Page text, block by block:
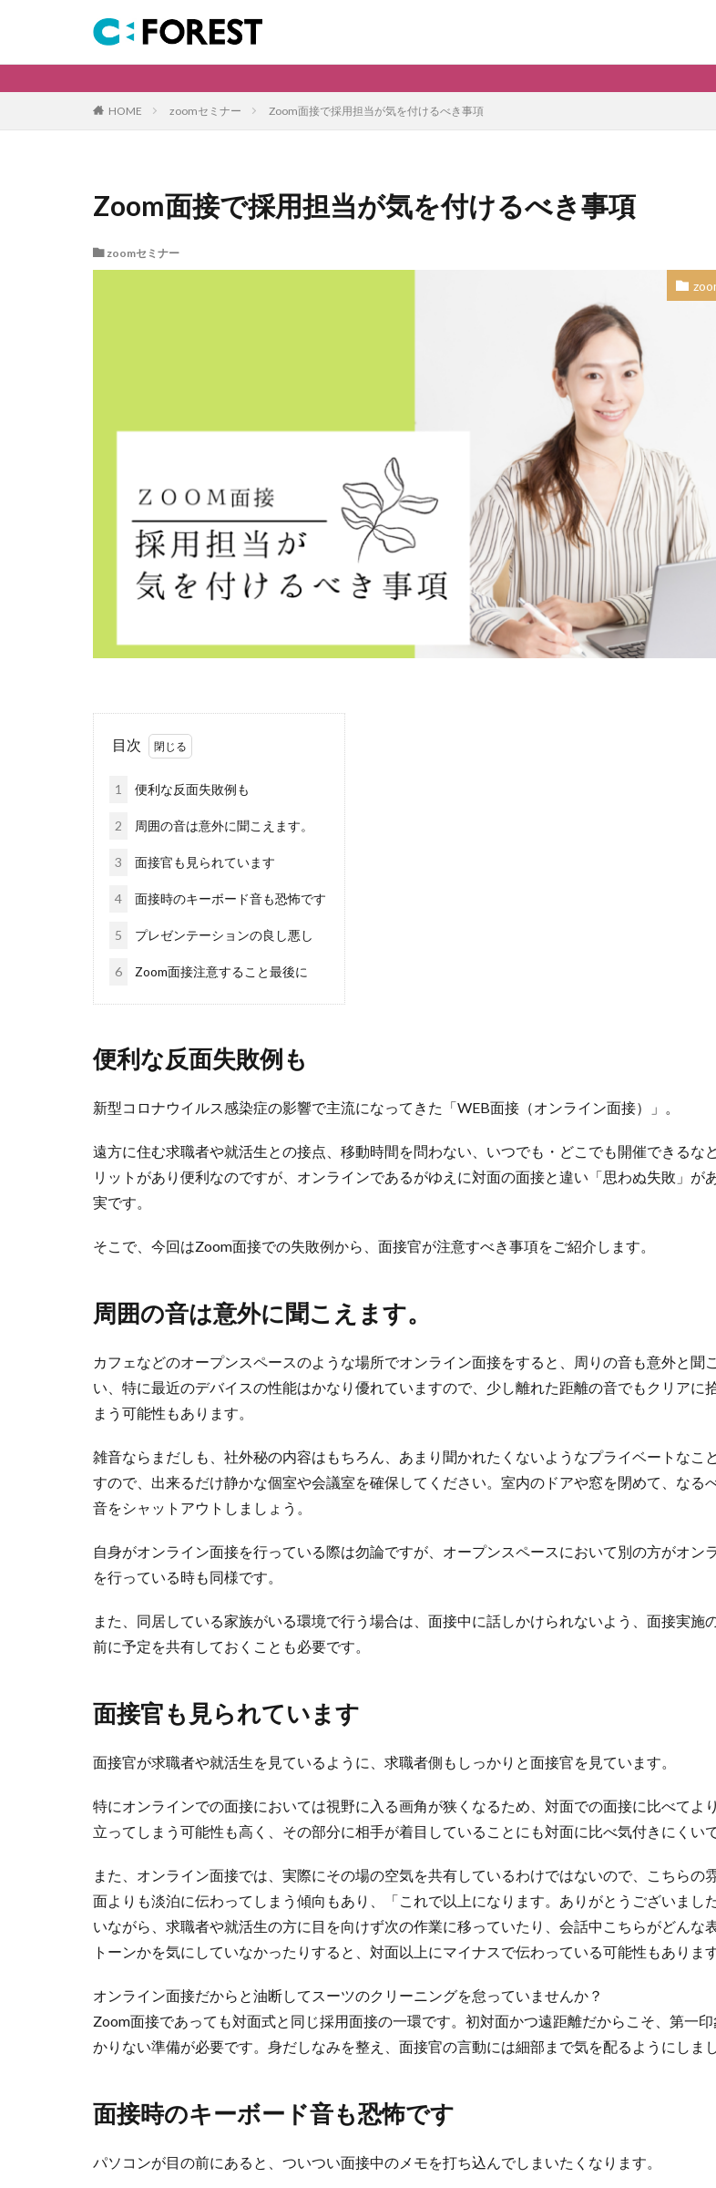
採用活動
HOME zoomセミナー Zoom面接で採用担当が気を付けるべき事項
Zoom面接で採用担当が気を付けるべき事項
zoomセミナー
目次
1 便利な反面失敗例も
2 周囲の音は意外に聞こえます。
3 面接官も見られています
4 面接時のキーボード音も恐怖です
5 プレゼンテーションの良し悪し
6 Zoom面接注意すること最後に
便利な反面失敗例も
新型コロナウイルス感染症の影響で主流になってきた「WEB面接（オンライン面接）」。
遠方に住む求職者や就活生との接点、移動時間を問わない、いつでも・どこでも開催できるな
リットがあり便利なのですが、オンラインであるがゆえに対面の面接と違い「思わぬ失敗」が
実です。
そこで、今回はZoom面接での失敗例から、面接官が注意すべき事項をご紹介します。
周囲の音は意外に聞こえます。
カフェなどのオープンスペースのような場所でオンライン面接をすると、周りの音も意外と聞
い、特に最近のデバイスの性能はかなり優れていますので、少し離れた距離の音でもクリアに
まう可能性もあります。
雑音ならまだしも、社外秘の内容はもちろん、あまり聞かれたくないようなプライベートなこ
すので、出来るだけ静かな個室や会議室を確保してください。室内のドアや窓を閉めて、なる
音をシャットアウトしましょう。
自身がオンライン面接を行っている際は勿論ですが、オープンスペースにおいて別の方がオン
を行っている時も同様です。
また、同居している家族がいる環境で行う場合は、面接中に話しかけられないよう、面接実施
前に予定を共有しておくことも必要です。
面接官も見られています
面接官が求職者や就活生を見ているように、求職者側もしっかりと面接官を見ています。
特にオンラインでの面接においては視野に入る画角が狭くなるため、対面での面接に比べてよ
立ってしまう可能性も高く、その部分に相手が着目していることにも対面に比べ気付きにくいで
また、オンライン面接では、実際にその場の空気を共有しているわけではないので、こちらの
面よりも淡泊に伝わってしまう傾向もあり、「これで以上になります。ありがとうございまし
いながら、求職者や就活生の方に目を向けず次の作業に移っていたり、会話中こちらがどんな
トーンかを気にしていなかったりすると、対面以上にマイナスで伝わっている可能性もあります
オンライン面接だからと油断してスーツのクリーニングを怠っていませんか？
Zoom面接であっても対面式と同じ採用面接の一環です。初対面かつ遠距離だからこそ、第一
かりない準備が必要です。身だしなみを整え、面接官の言動には細部まで気を配るようにしまし
面接時のキーボード音も恐怖です
パソコンが目の前にあると、ついつい面接中のメモを打ち込んでしまいたくなります。
タグ
ハロー効果はバカに出
上半身だけでも正装で
介護職 企業主導型保育園
保育士で活かせるスキルと経験
出逢ってすぐには分からない
地元志向
外遊び 多摩エリアお仕事紹介 多摩エリアの仕事紹介
学生をいかにして飽きさせないか 安定志向 室内遊び
就職活動
情熱溢れる採用担当者 採用に強い会社
採用に強い会社
採用の成果は数年後にわかる
採用の重要度が高い 採用はチームワーク
採用もおもてなし
採用サイト 採用ツール 採用情報 採用
採用数に意識がいきがち
採用業務初めて物語 採用活動は営業活動
新卒採用のメリット
新卒面接 有料老人ホーム 未来のお客様
求人票送付はいつから 注意ポイント
緊張しがちな学生対応
縦のつながり 認知症型グループホーム
高校生採用ルール